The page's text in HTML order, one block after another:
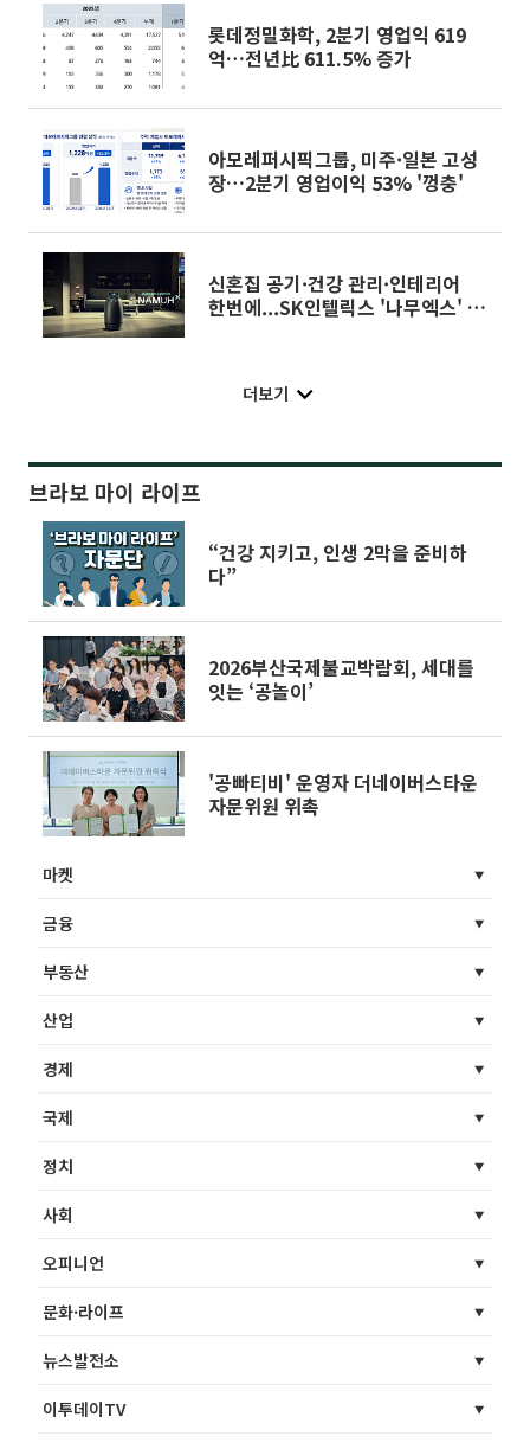
롯데정밀화학, 2분기 영업익 619
억…전년比 611.5% 증가
아모레퍼시픽그룹, 미주·일본 고성
장…2분기 영업이익 53% '껑충'
신혼집 공기·건강 관리·인테리어
한번에...SK인텔릭스 '나무엑스' 기
더보기
브라보 마이 라이프
“건강 지키고, 인생 2막을 준비하
다”
2026부산국제불교박람회, 세대를
잇는 ‘공놀이’
'공빠티비' 운영자 더네이버스타운
자문위원 위촉
마켓
금융
부동산
산업
경제
국제
정치
사회
오피니언
문화·라이프
뉴스발전소
이투데이TV